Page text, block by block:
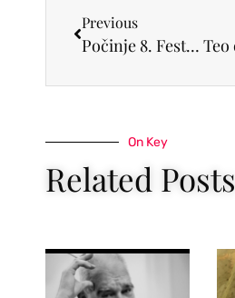
Previous
Počinje 8. Festival francuskog filma: Devet filmova, šest gradova i dvanaest lokacija pod otvorenim nebom
On Key
Related Posts